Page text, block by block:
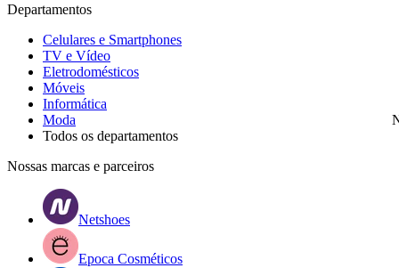
Departamentos
Celulares e Smartphones
TV e Vídeo
Eletrodomésticos
Móveis
Informática
Moda
Todos os departamentos
Nossas marcas e parceiros
Netshoes
Epoca Cosméticos